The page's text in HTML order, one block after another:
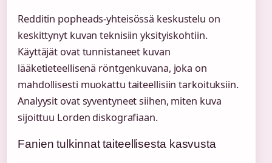
Redditin popheads-yhteisössä keskustelu on
keskittynyt kuvan teknisiin yksityiskohtiin.
Käyttäjät ovat tunnistaneet kuvan
lääketieteellisenä röntgenkuvana, joka on
mahdollisesti muokattu taiteellisiin tarkoituksiin.
Analyysit ovat syventyneet siihen, miten kuva
sijoittuu Lorden diskografiaan.
Fanien tulkinnat taiteellisesta kasvusta